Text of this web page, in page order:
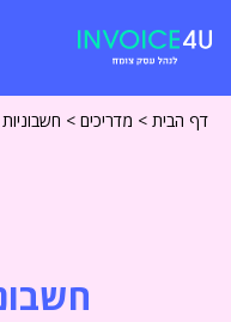
דף הבית > מדריכים >